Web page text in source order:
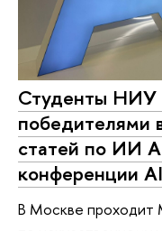
Студенты
победителями
статей по ИИ
конференции
В Москве проходит